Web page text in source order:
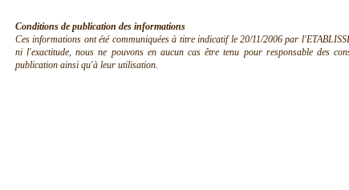
Conditions de publication des informations
Ces informations ont été communiquées à titre indicatif le 20/11/2006 par
ni l'exactitude, nous ne pouvons en aucun cas être tenu pour responsable des
publication ainsi qu'à leur utilisation.